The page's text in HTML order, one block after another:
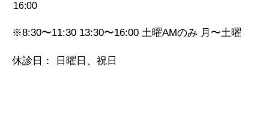
16:00
※8:30〜11:30 13:30〜16:00 土曜AMのみ 月〜土曜
休診日： 日曜日、祝日